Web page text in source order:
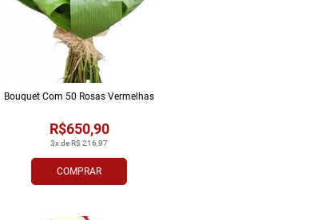
COMPRAR
3x de R$ 216,97
R$650,90
Bouquet Com 50 Rosas Vermelhas